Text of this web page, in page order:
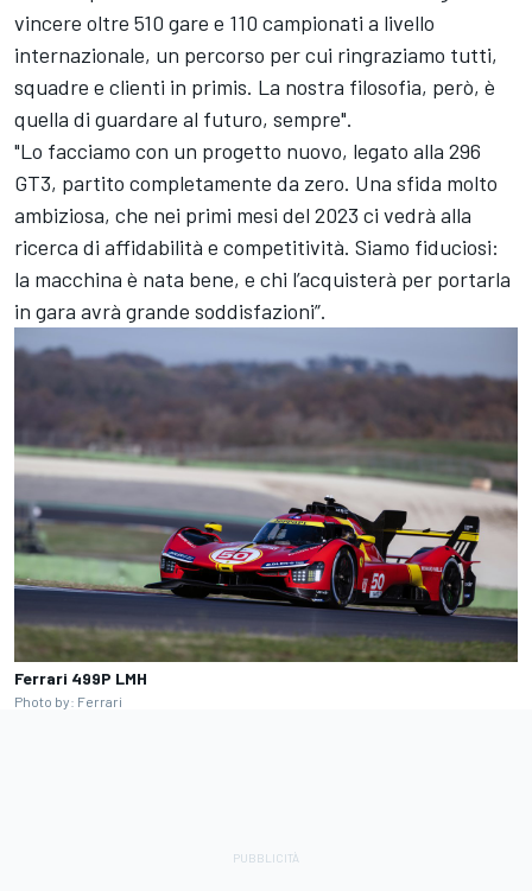
vincere oltre 510 gare e 110 campionati a livello
internazionale, un percorso per cui ringraziamo tutti,
squadre e clienti in primis. La nostra filosofia, però, è
quella di guardare al futuro, sempre".
"Lo facciamo con un progetto nuovo, legato alla 296
GT3, partito completamente da zero. Una sfida molto
ambiziosa, che nei primi mesi del 2023 ci vedrà alla
ricerca di affidabilità e competitività. Siamo fiduciosi:
la macchina è nata bene, e chi l’acquisterà per portarla
in gara avrà grande soddisfazioni”.
Ferrari 499P LMH
Photo by: Ferrari